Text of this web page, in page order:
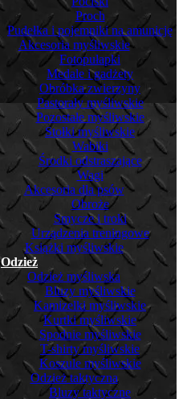
Proch
Pudełka i pojemniki na amunicję
Akcesoria myśliwskie
Fotopułapki
Medale i gadżety
Obróbka zwierzyny
Pastorały myśliwskie
Pozostałe myśliwskie
Stołki myśliwskie
Wabiki
Środki odstraszające
Wagi
Akcesoria dla psów
Obroże
Smycze i troki
Urządzenia treningowe
Książki myśliwskie
Odzież
Odzież myśliwska
Bluzy myśliwskie
Kamizelki myśliwskie
Kurtki myśliwskie
Spodnie myśliwskie
T-shirty myśliwskie
Koszule myśliwskie
Odzież taktyczna
Bluzy taktyczne